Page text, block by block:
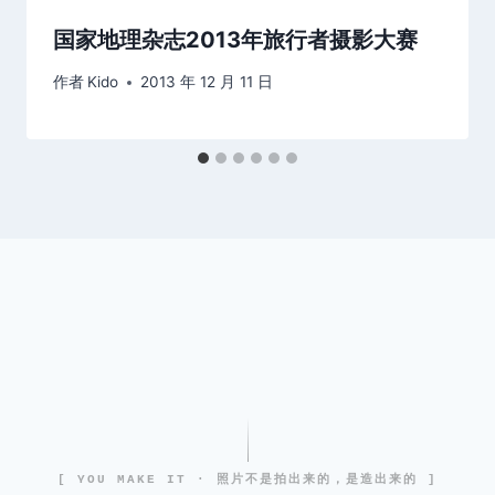
国家地理杂志2013年旅行者摄影大赛
作者 Kido 2013 年 12 月 11 日
[ YOU MAKE IT · 照片不是拍出来的，是造出来的 ]